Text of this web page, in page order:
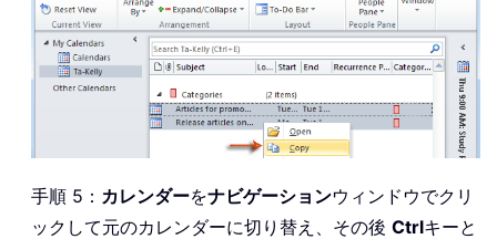
手順 5： カレンダーをナビゲーションウィンドウでクリ
ックして元のカレンダーに切り替え、その後 Ctrlキーと